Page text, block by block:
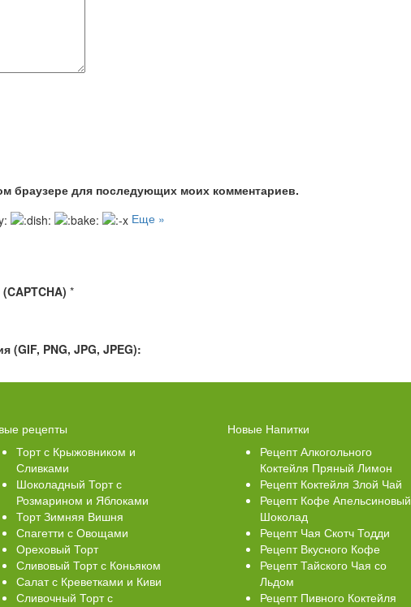
браузере для последующих моих комментариев.
Еще »
*
(GIF, PNG, JPG, JPEG):
Свеклой Торт Медовик Карамельный
рецепты
Торт с Крыжовником и
Сливками
Шоколадный Торт с
Розмарином и Яблоками
Торт Зимняя Вишня
Спагетти с Овощами
Ореховый Торт
Сливовый Торт с Коньяком
Салат с Креветками и Киви
Сливочный Торт с
Новые Напитки
Рецепт Алкогольного
Коктейля Пряный Лимон
Рецепт Коктейля Злой Чай
Рецепт Кофе Апельсиновый
Шоколад
Рецепт Чая Скотч Тодди
Рецепт Вкусного Кофе
Рецепт Тайского Чая со
Льдом
Рецепт Пивного Коктейля